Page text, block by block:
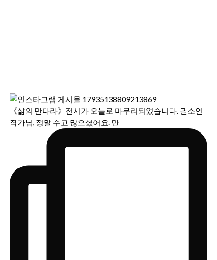
《삶의 만다라》전시가 오늘로 마무리되었습니다. 권소연
작가님, 정말 수고 많으셨어요. 만